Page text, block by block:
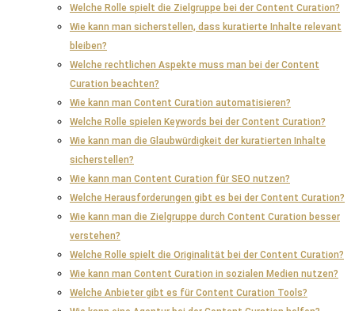
Welche Rolle spielt die Zielgruppe bei der Content Curation?
Wie kann man sicherstellen, dass kuratierte Inhalte relevant
bleiben?
Welche rechtlichen Aspekte muss man bei der Content
Curation beachten?
Wie kann man Content Curation automatisieren?
Welche Rolle spielen Keywords bei der Content Curation?
Wie kann man die Glaubwürdigkeit der kuratierten Inhalte
sicherstellen?
Wie kann man Content Curation für SEO nutzen?
Welche Herausforderungen gibt es bei der Content Curation?
Wie kann man die Zielgruppe durch Content Curation besser
verstehen?
Welche Rolle spielt die Originalität bei der Content Curation?
Wie kann man Content Curation in sozialen Medien nutzen?
Welche Anbieter gibt es für Content Curation Tools?